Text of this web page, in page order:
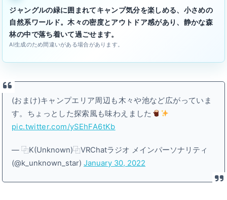
ジャングルの緑に囲まれてキャンプ気分を楽しめる、小さめの
自然系ワールド。木々の密度とアウトドア感があり、静かな森
林の中で落ち着いて過ごせます。
AI生成のため間違いがある場合があります。
(おまけ)キャンプエリア周辺も木々や池など広がっていま
す。ちょっとした探索風も味わえました
pic.twitter.com/ySEhFA6tKb
— ⿻K(Unknown)⿻VRChatラジオ メインパーソナリティ
(@k_unknown_star)January 30, 2022